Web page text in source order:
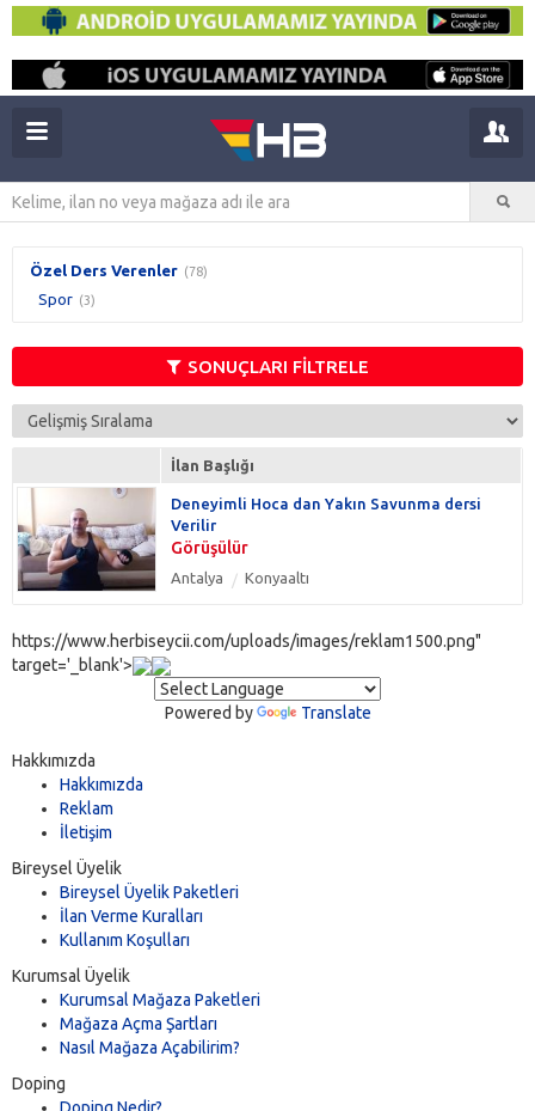
Özel Ders Verenler (78)
Spor (3)
SONUÇLARI FİLTRELE
İlan Başlığı
Deneyimli Hoca dan Yakın Savunma dersi
Verilir
Görüşülür
Antalya Konyaaltı
https://www.herbiseycii.com/uploads/images/reklam1500.png"
target='_blank'>
Powered by Translate
Hakkımızda
Hakkımızda
Reklam
İletişim
Bireysel Üyelik
Bireysel Üyelik Paketleri
İlan Verme Kuralları
Kullanım Koşulları
Kurumsal Üyelik
Kurumsal Mağaza Paketleri
Mağaza Açma Şartları
Nasıl Mağaza Açabilirim?
Doping